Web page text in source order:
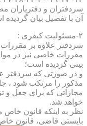
آن با تفصیل بیان
۲-مسئولیت کیفری :
سردفتر علاوه بر
بینی گردیده است؛
و در صورتی که سردفتر
مذکور را مرتکب شود ،
مجازاتی که برای جعل و
خواهد شد.
نظر به اینکه قانون خاص
بایستی قاضی، قانون خاص